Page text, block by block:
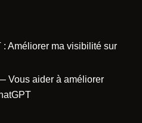
Améliorer ma visibilité sur
Vous aider à améliorer